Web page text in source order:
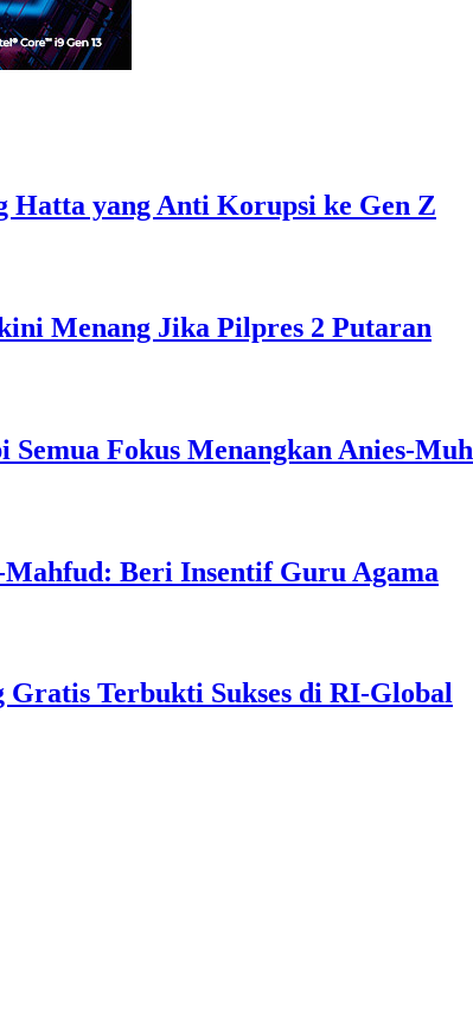
Hatta yang Anti Korupsi ke Gen Z
Menang Jika Pilpres 2 Putaran
Fokus Menangkan Anies-
Beri Insentif Guru Agama
Gratis Terbukti Sukses di RI-Global